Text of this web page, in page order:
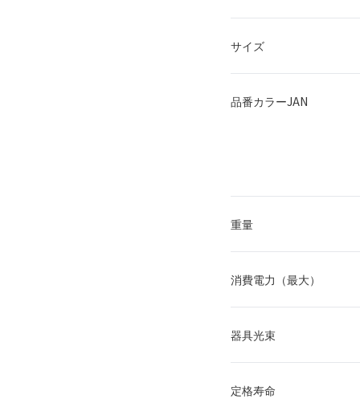
サイズ
品番カラーJAN
重量
消費電力（最大）
器具光束
定格寿命